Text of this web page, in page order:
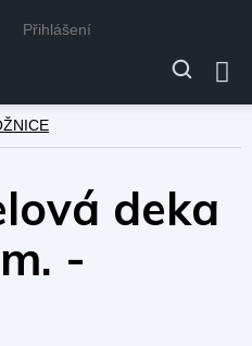
Přihlášení
deka
-